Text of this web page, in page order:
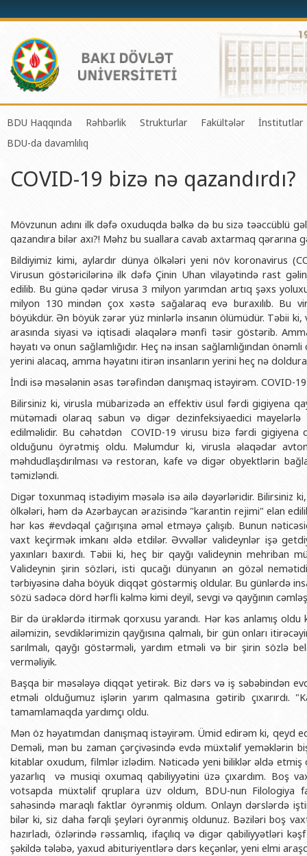
BDU Haqqında
BDU-nun tarixi
BDU-nun Missiya və Strateji inkişaf planı
Akkreditasiya haqqında Sertifikat
BDU-nun üzv olduğu beynəlxalq təşkilatlar
BDU-nun qrant layihələri
Rektorlarımız
BDU-nun məzunları
Fəxri doktorlarımız
BDU-da təhsil
BDU-da tədris olunan ixtisaslar
Universitet tarixinin ən mühüm hadisələri
Rəhbərlik
Prorektorlar
Dekanlar
Həmkarlar İttifaqı Komitəsi
Tədris Metodiki Şura
Strukturlar
Elmi fəaliyyətin təşkili və
Beynəlxalq əlaqələr şöbəsi
Xarici tələbələrlə iş şöbəsi
İctimaiyyətlə əlaqələr və
Humanitar məsələlər və gənclər
İnsan resursları və hüquq şöbəsi
Sənədlər və Müraciətlərlə iş
Maliyyə və təminat Departamenti
Keyfiyyətin təminatı, monitorinq
Psixoloji Yardım Sektoru
Mədəniyyət-yaradıcılıq Mərkəzi
İdman-sağlamlıq Mərkəzi
Fakültələr
Tətbiqi riyaziyyat
Kimya fakültəsi
Biologiya fakültəsi
Ekologiya və
Coğrafiya fakültəsi
Geologiya fakültəsi
Filologiya fakültəsi
Tarix fakültəsi
Beynəlxalq
Hüquq fakültəsi
Jurnalistika fakültəsi
İnformasiya və
Sosial elmlər və
İnstitutlar
Tətbiqi
və
Şəxsi
Publik
BDU-da davamlılıq
COVID-19 bizə nə qazandırdı?
Mövzunun adını ilk dəfə oxuduqda bəlkə də bu sizə təəccüblü
qazandıra bilər axı?! Məhz bu suallara cavab axtarmaq qərarına
Bildiyimiz kimi, aylardır dünya ölkələri yeni növ koronavirus
Virusun göstəricilərinə ilk dəfə Çinin Uhan vilayətində rast
edilib. Bu günə qədər virusa 3 milyon yarımdan artıq şəxs
milyon 130 mindən çox xəstə sağalaraq evə buraxılıb. Bu
böyükdür. Ən böyük zərər yüz minlərlə insanın ölümüdür. Təbii
arasında siyasi və iqtisadi əlaqələrə mənfi təsir göstərib.
həyatı və onun sağlamlığıdır. Heç nə insan sağlamlığından
yerini alacaq, amma həyatını itirən insanların yerini heç nə
İndi isə məsələnin əsas tərəfindən danışmaq istəyirəm. COVID-
Bilirsiniz ki, virusla mübarizədə ən effektiv üsul fərdi gigiyena
mütəmadi olaraq sabun və digər dezinfeksiyaedici mayelərlə
edilməlidir. Bu cəhətdən COVID-19 virusu bizə fərdi gigiyena
olduğunu öyrətmiş oldu. Məlumdur ki, virusla əlaqədar
məhdudlaşdırılması və restoran, kafe və digər obyektlərin
təmizləndi.
Digər toxunmaq istədiyim məsələ isə ailə dəyərləridir. Bilirsiniz
ölkələri, həm də Azərbaycan ərazisində "karantin rejimi" elan
hər kəs #evdəqal çağırışına əməl etməyə çalışıb. Bunun
vaxt keçirmək imkanı əldə etdilər. Əvvəllər valideynlər işə
yaxınları baxırdı. Təbii ki, heç bir qayğı valideynin mehriban
Valideynin şirin sözləri, isti qucağı dünyanın ən gözəl
tərbiyəsinə daha böyük diqqət göstərmiş oldular. Bu günlərdə
sözü sadəcə dörd hərfli kəlmə kimi deyil, sevgi və qayğının
Bir də ürəklərdə itirmək qorxusu yarandı. Hər kəs anlamış oldu
ailəmizin, sevdiklərimizin qayğısına qalmalı, bir gün onları
sarılmalı, qayğı göstərməli, yardım etməli və bir şirin sözlə
verməliyik.
Başqa bir məsələyə diqqət yetirək. Biz dərs və iş səbəbindən
etməli olduğumuz işlərin yarım qalmasına gətirib
tamamlamaqda yardımçı oldu.
Mən öz həyatımdan danışmaq istəyirəm. Ümid edirəm ki, qeyd
Deməli, mən bu zaman çərçivəsində evdə müxtəlif yeməklərin
kitablar oxudum, filmlər izlədim. Nəticədə yeni biliklər əldə etmiş
yazarlıq və musiqi oxumaq qabiliyyətini üzə çıxardım. Boş
votsapda müxtəlif qruplara üzv oldum, BDU-nun Filologiya
sahəsində maraqlı faktlar öyrənmiş oldum. Onlayn dərslərdə
bilər ki, siz daha fərqli şeyləri öyrənmiş oldunuz. Bəziləri boş
hazırladı, özlərində rəssamlıq, ifaçılıq və digər qabiliyyətləri
şəkildə tələbə, yaxud abituriyentlərə dərs keçənlər, yeni elmi